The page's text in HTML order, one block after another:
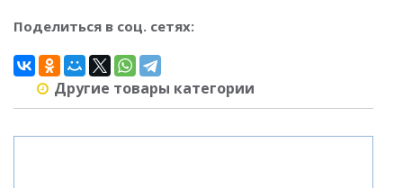
Поделиться в соц. сетях:
Другие товары категории